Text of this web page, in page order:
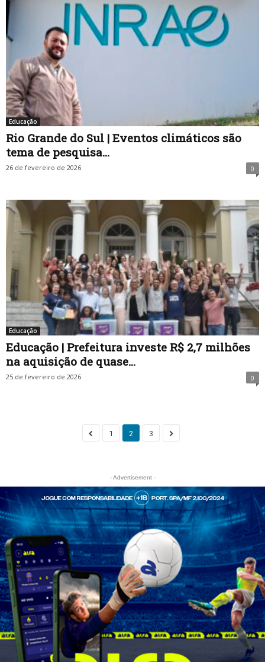
Educação
Rio Grande do Sul | Eventos climáticos são
tema de pesquisa...
26 de fevereiro de 2026 0
Educação
Educação | Prefeitura investe R$ 2,7 milhões
na aquisição de quase...
25 de fevereiro de 2026 0
1 2 3
- Advertisement -